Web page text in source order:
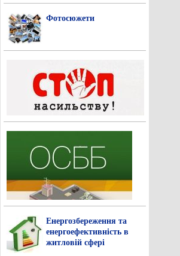
Фотосюжети
Енергозбереження та
енергоефективність в
житловій сфері